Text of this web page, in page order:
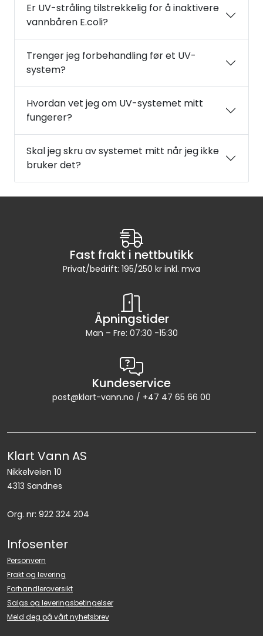
Er UV-stråling tilstrekkelig for å inaktivere
vannbåren E.coli?
Trenger jeg forbehandling før et UV-
system?
Hvordan vet jeg om UV-systemet mitt
fungerer?
Skal jeg skru av systemet mitt når jeg ikke
bruker det?
Fast frakt i nettbutikk
Privat/bedrift: 195/250 kr inkl. mva
Åpningstider
Man – Fre: 07:30 -15:30
Kundeservice
post@klart-vann.no / +47 47 65 66 00
Klart Vann AS
Nikkelveien 10
4313 Sandnes
Org. nr: 922 324 204
Infosenter
Personvern
Frakt og levering
Forhandleroversikt
Salgs og leveringsbetingelser
Meld deg på vårt nyhetsbrev